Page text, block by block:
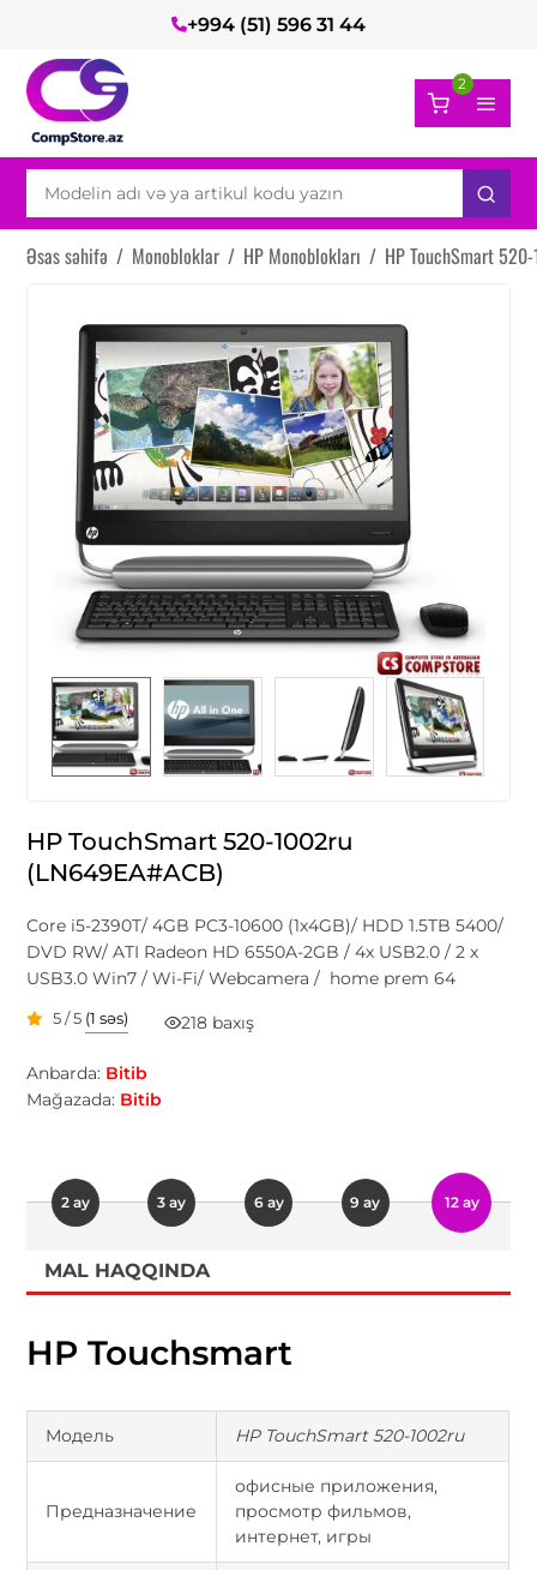
+994 (51) 596 31 44
2
Əsas səhifə / Monobloklar / HP Monoblokları / HP TouchSmart
HP TouchSmart 520-1002ru
(LN649EA#ACB)
Core i5-2390T/ 4GB PC3-10600 (1x4GB)/ HDD 1.5TB 5400/
DVD RW/ ATI Radeon HD 6550A-2GB / 4x USB2.0 / 2 x
USB3.0 Win7 / Wi-Fi/ Webcamera / home prem 64
5 / 5 (1 səs) 218 baxış
Anbarda: Bitib
Mağazada: Bitib
2 ay 3 ay 6 ay 9 ay 12 ay
MAL HAQQINDA
HP Touchsmart
Модель HP TouchSmart 520-1002ru
Предназначение
офисные приложения,
просмотр фильмов,
интернет, игры